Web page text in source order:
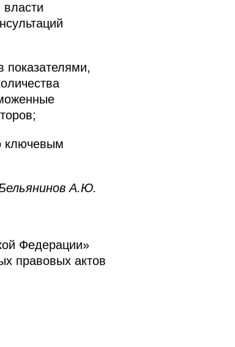
показателями,
ключевым
А.Ю.
Федерации»
правовых актов